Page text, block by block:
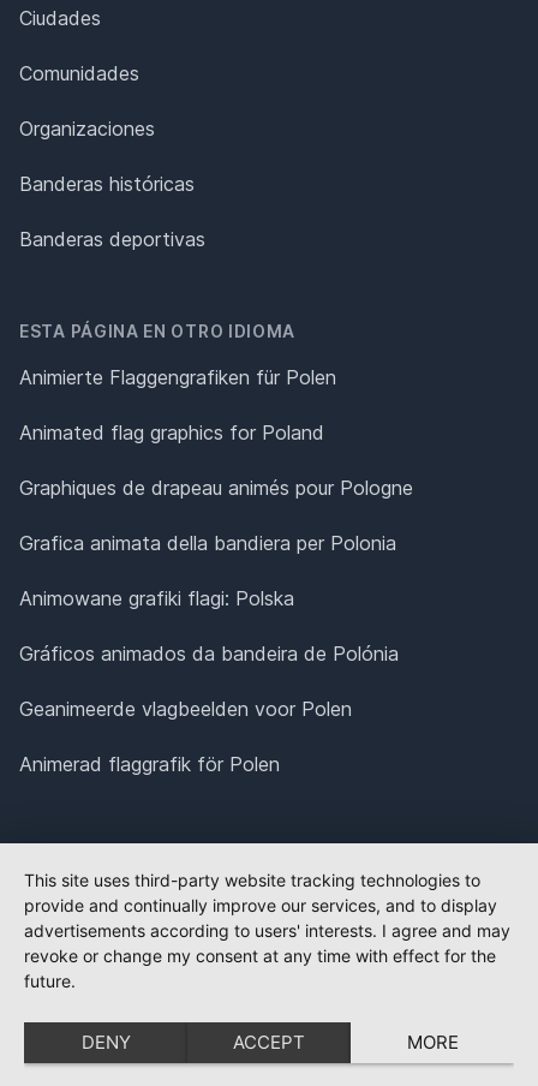
Ciudades
Comunidades
Organizaciones
Banderas históricas
Banderas deportivas
ESTA PÁGINA EN OTRO IDIOMA
Animierte Flaggengrafiken für Polen
Animated flag graphics for Poland
Graphiques de drapeau animés pour Pologne
Grafica animata della bandiera per Polonia
Animowane grafiki flagi: Polska
Gráficos animados da bandeira de Polónia
Geanimeerde vlagbeelden voor Polen
Animerad flaggrafik för Polen
This site uses third-party website tracking technologies to
provide and continually improve our services, and to display
advertisements according to users' interests. I agree and may
revoke or change my consent at any time with effect for the
future.
DENY ACCEPT MORE